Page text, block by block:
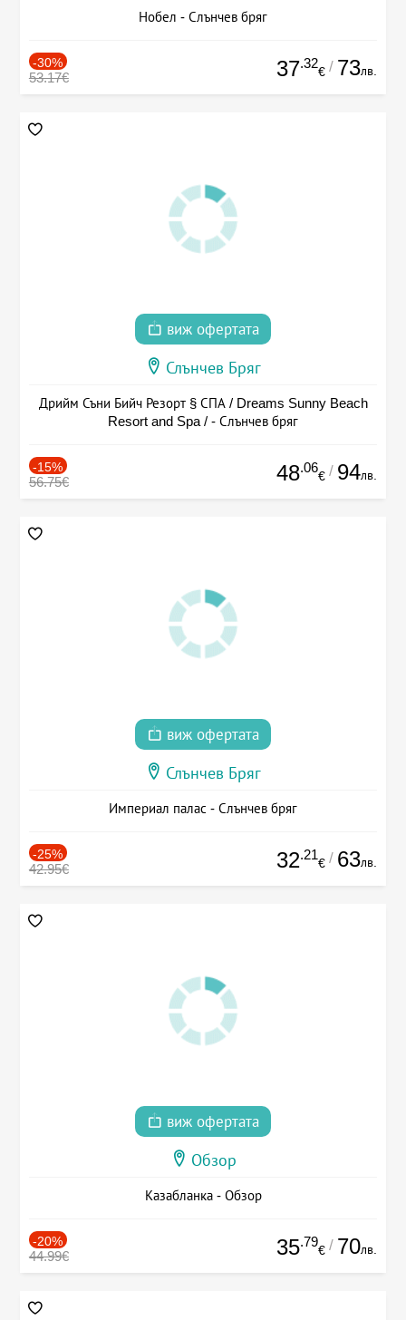
Нобел - Слънчев бряг
-30%
53.17€ 37.32
€ / 73лв.
виж офертата
Слънчев Бряг
Дрийм Съни Бийч Резорт § СПА / Dreams Sunny Beach
Resort and Spa / - Слънчев бряг
-15%
56.75€ 48.06
€ / 94лв.
виж офертата
Слънчев Бряг
Империал палас - Слънчев бряг
-25%
42.95€ 32.21
€ / 63лв.
виж офертата
Обзор
Казабланка - Обзор
-20%
44.99€ 35.79
€ / 70лв.